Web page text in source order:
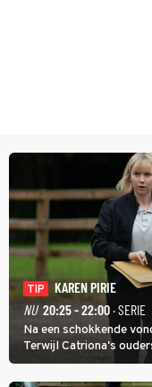
TIP
KAREN PIRIE
NU 20:25 - 22:00· SERIE
Na een schokkende
Terwijl Catriona's
speuren naar Adam. In
spoor via Frankrijk en